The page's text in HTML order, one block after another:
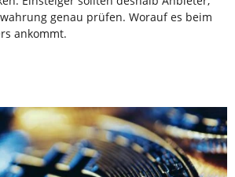
genau prüfen. Worauf es beim
ankommt.